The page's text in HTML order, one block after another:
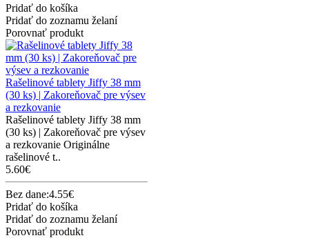
Pridať do košíka
Pridať do zoznamu želaní
Porovnať produkt
Rašelinové tablety Jiffy 38 mm
(30 ks) | Zakoreňovač pre výsev
a rezkovanie
Rašelinové tablety Jiffy 38 mm
(30 ks) | Zakoreňovač pre výsev
a rezkovanie Originálne
rašelinové t..
5.60€
Bez dane:4.55€
Pridať do košíka
Pridať do zoznamu želaní
Porovnať produkt